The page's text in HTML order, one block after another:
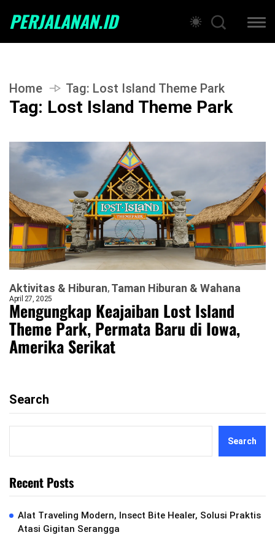
PERJALANAN.ID
Home Tag: Lost Island Theme Park
Tag: Lost Island Theme Park
Aktivitas & Hiburan Taman Hiburan & Wahana
April 27, 2025
Mengungkap Keajaiban Lost Island
Theme Park, Permata Baru di Iowa,
Amerika Serikat
Search
Search
Recent Posts
Alat Traveling Modern, Insect Bite Healer, Solusi Praktis
Atasi Gigitan Serangga